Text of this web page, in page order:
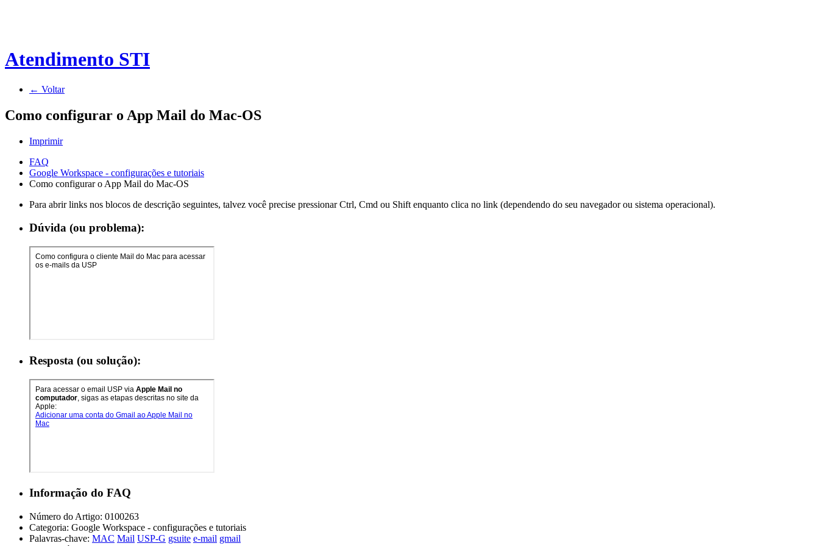
Atendimento STI
← Voltar
Como configurar o App Mail do Mac-OS
Imprimir
FAQ
Google Workspace - configurações e tutoriais
Como configurar o App Mail do Mac-OS
Para abrir links nos blocos de descrição seguintes, talvez você precise pressionar Ctrl, Cmd ou Shift enquanto clica no link (dependendo do seu navegador ou sistema operacional).
Dúvida (ou problema):
Resposta (ou solução):
Informação do FAQ
Número do Artigo: 0100263
Categoria: Google Workspace - configurações e tutoriais
Palavras-chave: MAC Mail USP-G gsuite e-mail gmail